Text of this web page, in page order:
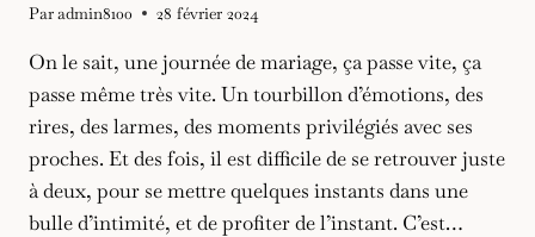
Paradmin8100 28 février 2024
On le sait, une journée de mariage, ça passe vite, ça
passe même très vite. Un tourbillon d’émotions, des
rires, des larmes, des moments privilégiés avec ses
proches. Et des fois, il est difficile de se retrouver juste
à deux, pour se mettre quelques instants dans une
bulle d’intimité, et de profiter de l’instant. C’est…